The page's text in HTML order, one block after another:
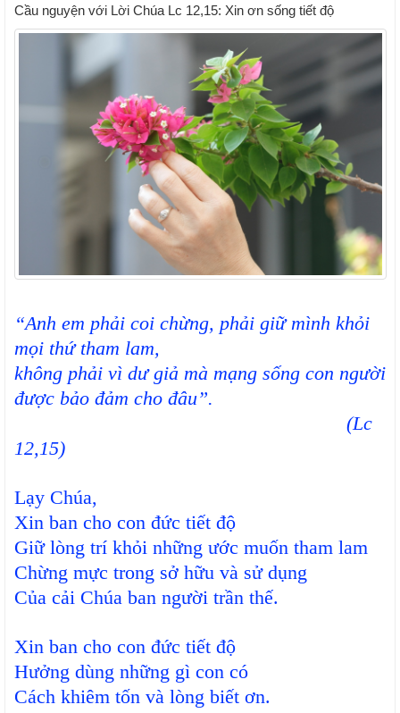
Cầu nguyện với Lời Chúa Lc 12,15: Xin ơn sống tiết độ
“Anh em phải coi chừng, phải giữ mình khỏi
mọi thứ tham lam,
không phải vì dư giả mà mạng sống con người
được bảo đảm cho đâu”.
(Lc
12,15)
Lạy Chúa,
Xin ban cho con đức tiết độ
Giữ lòng trí khỏi những ước muốn tham lam
Chừng mực trong sở hữu và sử dụng
Của cải Chúa ban người trần thế.
Xin ban cho con đức tiết độ
Hưởng dùng những gì con có
Cách khiêm tốn và lòng biết ơn.